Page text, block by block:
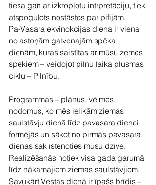
tiesa gan ar izkropļotu intrpretāciju, tiek
atspoguļots nostāstos par pifijām.
Pa-Vasara ekvinokcijas diena ir viena
no astoņām galvenajām spēka
dienām, kuras saistītas ar mūsu zemes
spēkiem – veidojot pilnu laika plūsmas
ciklu – Pilnību.
Programmas – plānus, vēlmes,
nodomus, ko mēs ielikām ziemas
saulstāvju dienā līdz pavasara dienai
formējās un sākot no pirmās pavasara
dienas sāk īstenoties mūsu dzīvē.
Realizēšanās notiek visa gada garumā
līdz nākamajiem ziemas saulstāvjiem.
Savukārt Vestas dienā ir īpašs brīdis –